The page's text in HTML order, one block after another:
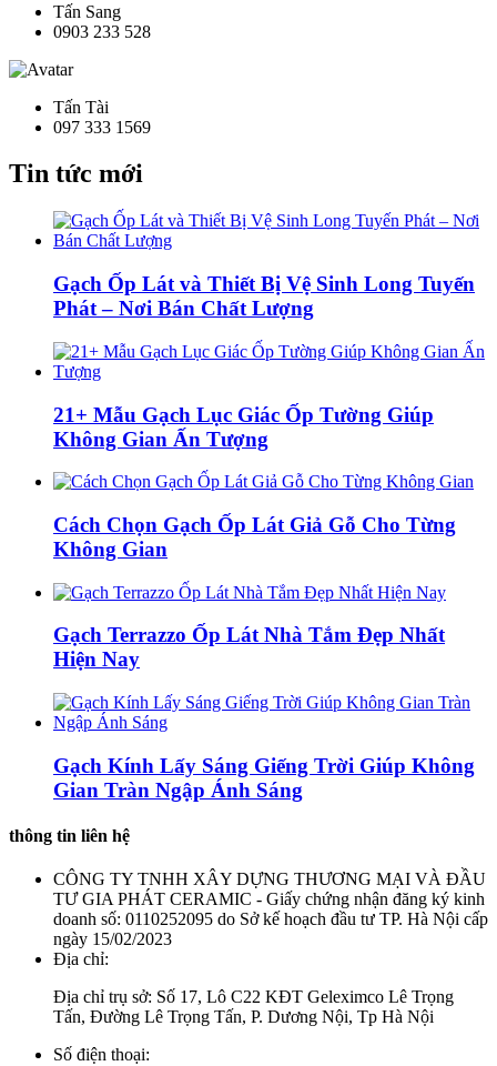
Tấn Sang
0903 233 528
Tấn Tài
097 333 1569
Tin tức mới
Gạch Ốp Lát và Thiết Bị Vệ Sinh Long Tuyến
Phát – Nơi Bán Chất Lượng
21+ Mẫu Gạch Lục Giác Ốp Tường Giúp
Không Gian Ấn Tượng
Cách Chọn Gạch Ốp Lát Giả Gỗ Cho Từng
Không Gian
Gạch Terrazzo Ốp Lát Nhà Tắm Đẹp Nhất
Hiện Nay
Gạch Kính Lấy Sáng Giếng Trời Giúp Không
Gian Tràn Ngập Ánh Sáng
thông tin liên hệ
CÔNG TY TNHH XÂY DỰNG THƯƠNG MẠI VÀ ĐẦU
TƯ GIA PHÁT CERAMIC - Giấy chứng nhận đăng ký kinh
doanh số: 0110252095 do Sở kế hoạch đầu tư TP. Hà Nội cấp
ngày 15/02/2023
Địa chỉ:
Địa chỉ trụ sở: Số 17, Lô C22 KĐT Geleximco Lê Trọng
Tấn, Đường Lê Trọng Tấn, P. Dương Nội, Tp Hà Nội
Số điện thoại: